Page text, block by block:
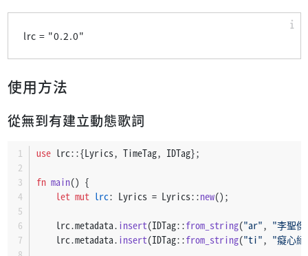
lrc = "0.2.0"
使用方法
從無到有建立動態歌詞
use lrc::{Lyrics, TimeTag, IDTag};
fn main() {
let mut lrc: Lyrics = Lyrics::new();
    lrc.metadata.
insert(IDTag::from_string("ar", "李聖
    lrc.metadata.
insert(IDTag::from_string("ti", "癡心